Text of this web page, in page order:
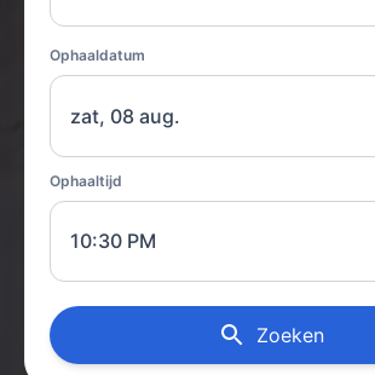
Ophaaldatum
zat, 08 aug.
Ophaaltijd
10:30 PM
Zoeken